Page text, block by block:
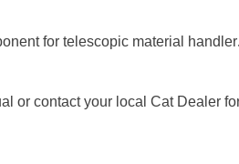
for telescopic material
or contact your local Cat Dealer